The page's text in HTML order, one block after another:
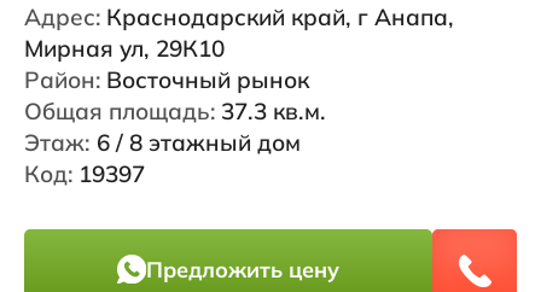
Адрес: Краснодарский край, г Анапа,
Мирная ул, 29К10
Район: Восточный рынок
Общая площадь: 37.3 кв.м.
Этаж: 6 / 8 этажный дом
Код: 19397
Предложить цену